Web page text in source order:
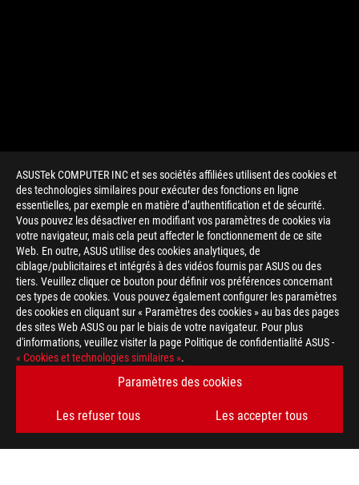
ASUSTek COMPUTER INC et ses sociétés affiliées utilisent des cookies et
des technologies similaires pour exécuter des fonctions en ligne
essentielles, par exemple en matière d’authentification et de sécurité.
Vous pouvez les désactiver en modifiant vos paramètres de cookies via
votre navigateur, mais cela peut affecter le fonctionnement de ce site
Web. En outre, ASUS utilise des cookies analytiques, de
ciblage/publicitaires et intégrés à des vidéos fournis par ASUS ou des
tiers. Veuillez cliquer ce bouton pour définir vos préférences concernant
ces types de cookies. Vous pouvez également configurer les paramètres
des cookies en cliquant sur « Paramètres des cookies » au bas des pages
des sites Web ASUS ou par le biais de votre navigateur. Pour plus
d'informations, veuillez visiter la page Politique de confidentialité ASUS -
« Cookies et technologies similaires ».
Paramètres des cookies
Les refuser tous Les accepter tous
> GAMING GPU TEMPERATURES
OBTENEZ LES DERNIÈRES OFFRES ET PLUS ENCORE